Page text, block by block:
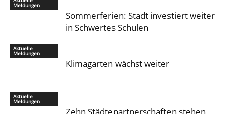
Meldungen
Sommerferien: Stadt investiert weiter
in Schwertes Schulen
Aktuelle
Meldungen
Klimagarten wächst weiter
Aktuelle
Meldungen